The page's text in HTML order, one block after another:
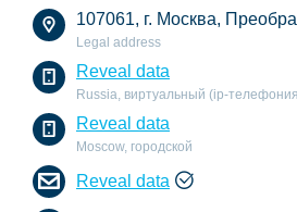
107061, г. Москва,
Legal address
Reveal data
Russia, виртуальный (ip-
Reveal data
Moscow, городской
Reveal data